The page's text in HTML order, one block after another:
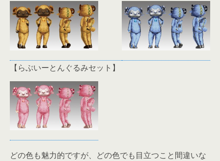
【らぶいーとんぐるみセット】
どの色も魅力的ですが、どの色でも目立つこと間違いな